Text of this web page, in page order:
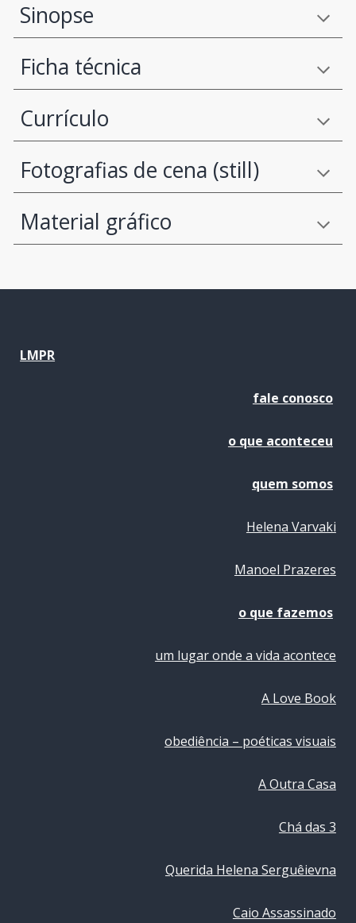
Sinopse
Ficha técnica
Currículo
Fotografias de cena (still)
Material gráfico
LMPR
fale conosco
o que aconteceu
quem somos
Helena Varvaki
Manoel Prazeres
o que fazemos
um lugar onde a vida acontece
A Love Book
obediência – poéticas visuais
A Outra Casa
Chá das 3
Querida Helena Serguêievna
Caio Assassinado